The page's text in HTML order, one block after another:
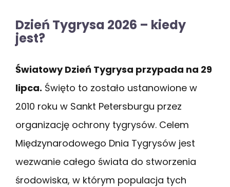
Dzień Tygrysa 2026 – kiedy
jest?
Światowy Dzień Tygrysa przypada na 29
lipca. Święto to zostało ustanowione w
2010 roku w Sankt Petersburgu przez
organizację ochrony tygrysów. Celem
Międzynarodowego Dnia Tygrysów jest
wezwanie całego świata do stworzenia
środowiska, w którym populacja tych